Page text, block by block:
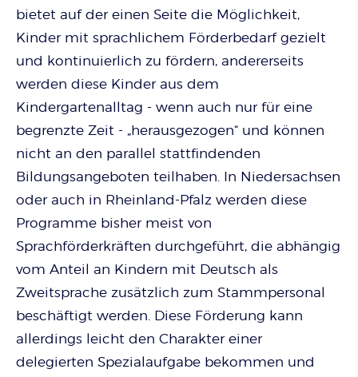
bietet auf der einen Seite die Möglichkeit,
Kinder mit sprachlichem Förderbedarf gezielt
und kontinuierlich zu fördern, andererseits
werden diese Kinder aus dem
Kindergartenalltag - wenn auch nur für eine
begrenzte Zeit - „herausgezogen“ und können
nicht an den parallel stattfindenden
Bildungsangeboten teilhaben. In Niedersachsen
oder auch in Rheinland-Pfalz werden diese
Programme bisher meist von
Sprachförderkräften durchgeführt, die abhängig
vom Anteil an Kindern mit Deutsch als
Zweitsprache zusätzlich zum Stammpersonal
beschäftigt werden. Diese Förderung kann
allerdings leicht den Charakter einer
delegierten Spezialaufgabe bekommen und